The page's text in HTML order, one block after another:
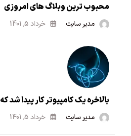
محبوب ترین وبلاگ های امروزی
مدیر سایت خرداد 5, 1401
بالاخره یک کامپیوتر کار پیدا شد که
مدیر سایت خرداد 5, 1401